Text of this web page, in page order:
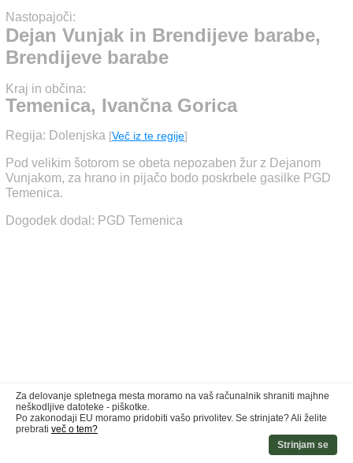
Nastopajoči:
Dejan Vunjak in Brendijeve barabe,
Brendijeve barabe
Kraj in občina:
Temenica, Ivančna Gorica
Regija: Dolenjska [Več iz te regije]
Pod velikim šotorom se obeta nepozaben žur z Dejanom
Vunjakom, za hrano in pijačo bodo poskrbele gasilke PGD
Temenica.
Dogodek dodal: PGD Temenica
Za delovanje spletnega mesta moramo na vaš računalnik shraniti majhne
neškodljive datoteke - piškotke.
Po zakonodaji EU moramo pridobiti vašo privolitev. Se strinjate? Ali želite
prebrati več o tem?
Strinjam se